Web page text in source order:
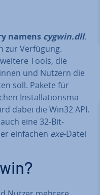
namens cygwin.dll.
zur Verfügung.
Tools, die
und Nutzern die
soll. Pakete für
In­stal­la­ti­ons­ma­
dabei die Win32 API.
eine 32-Bit-
einfachen exe-Datei